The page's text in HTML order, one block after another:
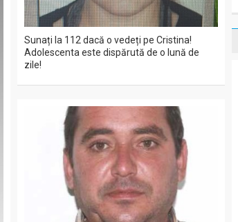
Sunați la 112 dacă o vedeți pe Cristina!
Adolescenta este dispărută de o lună de
zile!